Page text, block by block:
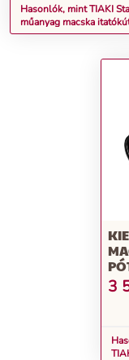
Hasonlók, mint TIAKI
műanyag macska
macskáknak - 2,5 liter
3